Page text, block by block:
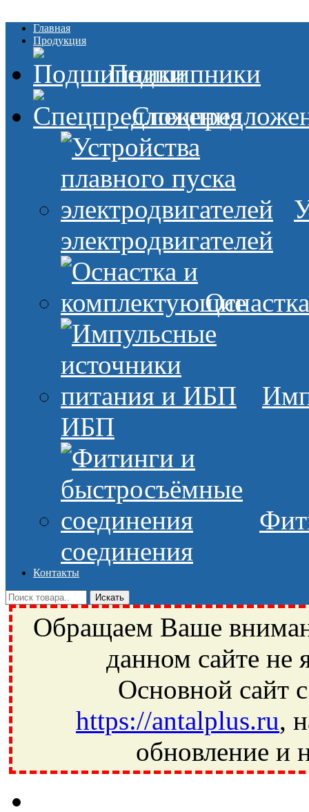
Главная
Продукция
Подшипники
электродвигателей
ИБП
соединения
Контакты
Обращаем Ваше
данном сайте не
Основной сайт
https://antalplus.ru,
обновление и
Ивантеевка, подшипники, пневматика, метизы, техника,